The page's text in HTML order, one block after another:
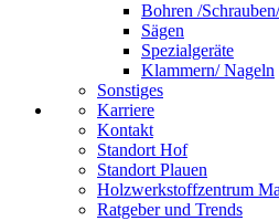
Bohren /
Sägen
Spezialgeräte
Klammern/ Nageln
Sonstiges
Karriere
Kontakt
Standort Hof
Standort Plauen
Holzwerkstoffzentrum
Ratgeber und Trends